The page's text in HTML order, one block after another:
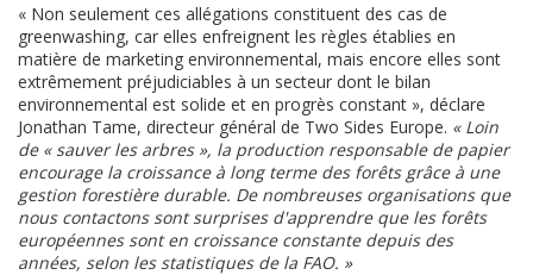
« Non seulement ces allégations constituent des cas de
greenwashing, car elles enfreignent les règles établies en
matière de marketing environnemental, mais encore elles sont
extrêmement préjudiciables à un secteur dont le bilan
environnemental est solide et en progrès constant », déclare
Jonathan Tame, directeur général de Two Sides Europe. « Loin
de « sauver les arbres », la production responsable de papier
encourage la croissance à long terme des forêts grâce à une
gestion forestière durable. De nombreuses organisations que
nous contactons sont surprises d'apprendre que les forêts
européennes sont en croissance constante depuis des
années, selon les statistiques de la FAO. »